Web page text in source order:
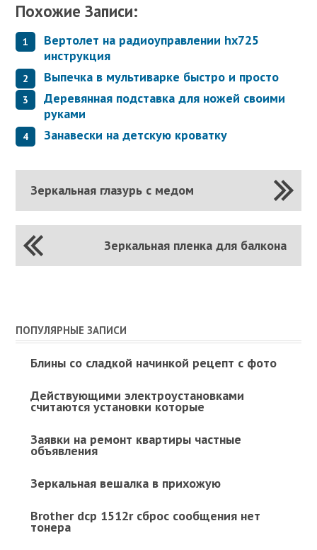
Похожие Записи:
Вертолет на радиоуправлении hx725
инструкция
Выпечка в мультиварке быстро и просто
Деревянная подставка для ножей своими
руками
Занавески на детскую кроватку
Зеркальная глазурь с медом
Зеркальная пленка для балкона
ПОПУЛЯРНЫЕ ЗАПИСИ
Блины со сладкой начинкой рецепт с фото
Действующими электроустановками
считаются установки которые
Заявки на ремонт квартиры частные
объявления
Зеркальная вешалка в прихожую
Brother dcp 1512r сброс сообщения нет
тонера